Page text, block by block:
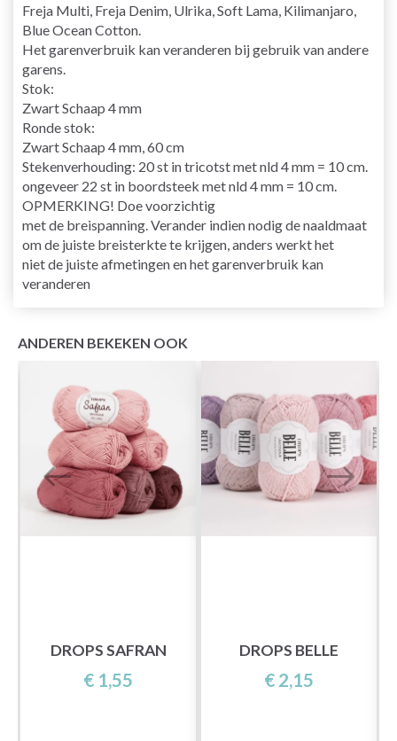
Freja Multi, Freja Denim, Ulrika, Soft Lama, Kilimanjaro,
Blue Ocean Cotton.
Het garenverbruik kan veranderen bij gebruik van andere
garens.
Stok:
Zwart Schaap 4 mm
Ronde stok:
Zwart Schaap 4 mm, 60 cm
Stekenverhouding: 20 st in tricotst met nld 4 mm = 10 cm.
ongeveer 22 st in boordsteek met nld 4 mm = 10 cm.
OPMERKING! Doe voorzichtig
met de breispanning. Verander indien nodig de naaldmaat
om de juiste breisterkte te krijgen, anders werkt het
niet de juiste afmetingen en het garenverbruik kan
veranderen
ANDEREN BEKEKEN OOK
DROPS SAFRAN
€ 1,55
DROPS BELLE
€ 2,15